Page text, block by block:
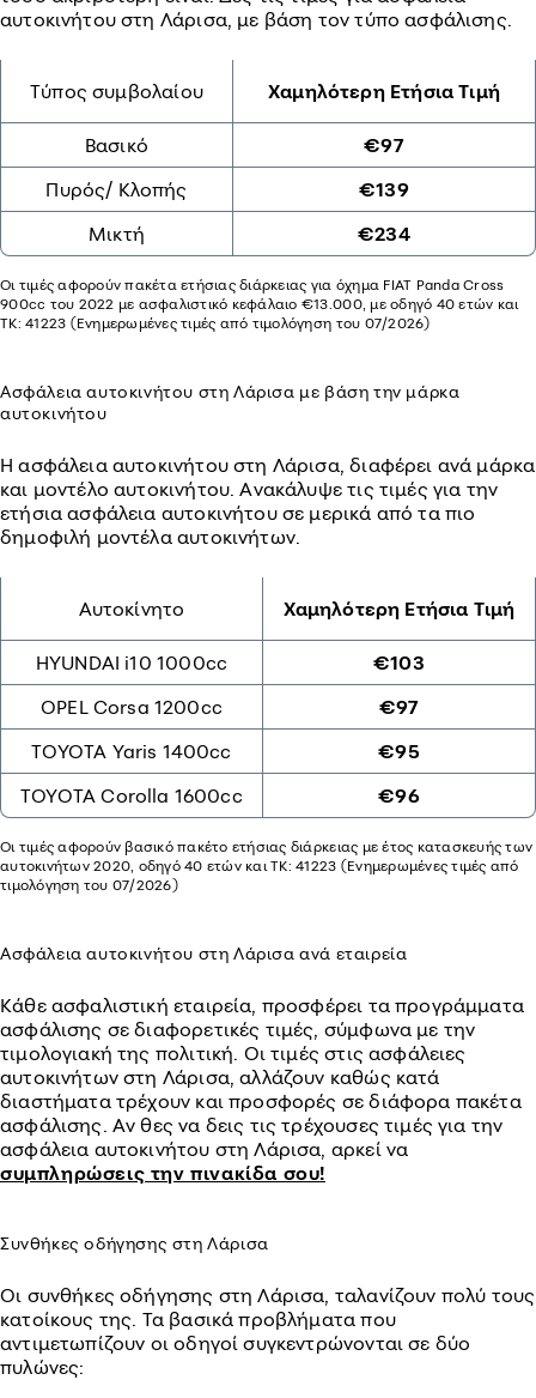
αυτοκινήτου στη Λάρισα, με βάση τον τύπο ασφάλισης.
Τύπος συμβολαίου Χαμηλότερη Ετήσια Τιμή
Βασικό
€97
Πυρός/ Κλοπής
€139
Μικτή
€234
Oι τιμές αφορούν πακέτα ετήσιας διάρκειας για όχημα FIAT Panda Cross
900cc του 2022 με ασφαλιστικό κεφάλαιο €13.000, με οδηγό 40 ετών και
ΤΚ: 41223 (Ενημερωμένες τιμές από τιμολόγηση του 07/2026)
Ασφάλεια αυτοκινήτου στη Λάρισα με βάση την μάρκα
αυτοκινήτου
Η ασφάλεια αυτοκινήτου στη Λάρισα, διαφέρει ανά μάρκα
και μοντέλο αυτοκινήτου. Ανακάλυψε τις τιμές για την
ετήσια ασφάλεια αυτοκινήτου σε μερικά από τα πιο
δημοφιλή μοντέλα αυτοκινήτων.
Αυτοκίνητο Χαμηλότερη Ετήσια Τιμή
HYUNDAI i10 1000cc
€103
OPEL Corsa 1200cc
€97
TOYOTA Yaris 1400cc
€95
TOYOTA Corolla 1600cc
€96
Οι τιμές αφορούν βασικό πακέτο ετήσιας διάρκειας με έτος κατασκευής των
αυτοκινήτων 2020, οδηγό 40 ετών και ΤΚ: 41223 (Ενημερωμένες τιμές από
τιμολόγηση του 07/2026)
Ασφάλεια αυτοκινήτου στη Λάρισα ανά εταιρεία
Κάθε ασφαλιστική εταιρεία, προσφέρει τα προγράμματα
ασφάλισης σε διαφορετικές τιμές, σύμφωνα με την
τιμολογιακή της πολιτική. Οι τιμές στις ασφάλειες
αυτοκινήτων στη Λάρισα, αλλάζουν καθώς κατά
διαστήματα τρέχουν και προσφορές σε διάφορα πακέτα
ασφάλισης. Αν θες να δεις τις τρέχουσες τιμές για την
ασφάλεια αυτοκινήτου στη Λάρισα, αρκεί να
συμπληρώσεις την πινακίδα σου!
Συνθήκες οδήγησης στη Λάρισα
Οι συνθήκες οδήγησης στη Λάρισα, ταλανίζουν πολύ τους
κατοίκους της. Τα βασικά προβλήματα που
αντιμετωπίζουν οι οδηγοί συγκεντρώνονται σε δύο
πυλώνες: